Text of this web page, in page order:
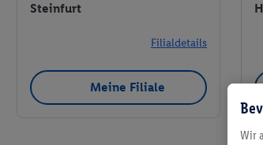
Steinfurt
Filialdetails
Meine Filiale
Wir